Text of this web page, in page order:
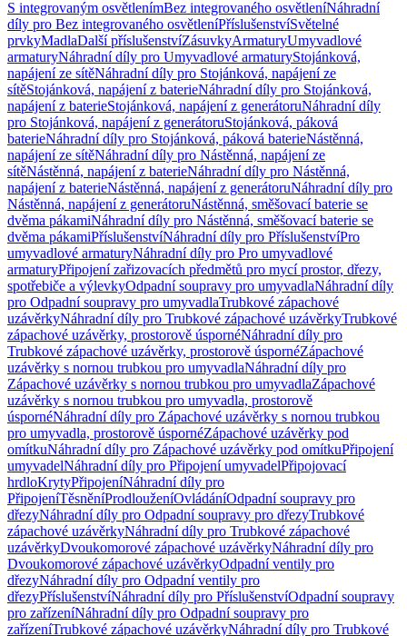
S integrovaným osvětlenímBez integrovaného osvětleníNáhradní
díly pro Bez integrovaného osvětleníPříslušenstvíSvětelné
prvkyMadlaDalší příslušenstvíZásuvkyArmaturyUmyvadlové
armaturyNáhradní díly pro Umyvadlové armaturyStojánková,
napájení ze sítěNáhradní díly pro Stojánková, napájení ze
sítěStojánková, napájení z baterieNáhradní díly pro Stojánková,
napájení z baterieStojánková, napájení z generátoruNáhradní díly
pro Stojánková, napájení z generátoruStojánková, páková
baterieNáhradní díly pro Stojánková, páková baterieNástěnná,
napájení ze sítěNáhradní díly pro Nástěnná, napájení ze
sítěNástěnná, napájení z baterieNáhradní díly pro Nástěnná,
napájení z baterieNástěnná, napájení z generátoruNáhradní díly pro
Nástěnná, napájení z generátoruNástěnná, směšovací baterie se
dvěma pákamiNáhradní díly pro Nástěnná, směšovací baterie se
dvěma pákamiPříslušenstvíNáhradní díly pro PříslušenstvíPro
umyvadlové armaturyNáhradní díly pro Pro umyvadlové
armaturyPřipojení zařizovacích předmětů pro mycí prostor, dřezy,
spotřebiče a výlevkyOdpadní soupravy pro umyvadlaNáhradní díly
pro Odpadní soupravy pro umyvadlaTrubkové zápachové
uzávěrkyNáhradní díly pro Trubkové zápachové uzávěrkyTrubkové
zápachové uzávěrky, prostorově úspornéNáhradní díly pro
Trubkové zápachové uzávěrky, prostorově úspornéZápachové
uzávěrky s nornou trubkou pro umyvadlaNáhradní díly pro
Zápachové uzávěrky s nornou trubkou pro umyvadlaZápachové
uzávěrky s nornou trubkou pro umyvadla, prostorově
úspornéNáhradní díly pro Zápachové uzávěrky s nornou trubkou
pro umyvadla, prostorově úspornéZápachové uzávěrky pod
omítkuNáhradní díly pro Zápachové uzávěrky pod omítkuPřipojení
umyvadelNáhradní díly pro Připojení umyvadelPřipojovací
hrdloKrytyPřipojeníNáhradní díly pro
PřipojeníTěsněníProdlouženíOvládáníOdpadní soupravy pro
dřezyNáhradní díly pro Odpadní soupravy pro dřezyTrubkové
zápachové uzávěrkyNáhradní díly pro Trubkové zápachové
uzávěrkyDvoukomorové zápachové uzávěrkyNáhradní díly pro
Dvoukomorové zápachové uzávěrkyOdpadní ventily pro
dřezyNáhradní díly pro Odpadní ventily pro
dřezyPříslušenstvíNáhradní díly pro PříslušenstvíOdpadní soupravy
pro zařízeníNáhradní díly pro Odpadní soupravy pro
zařízeníTrubkové zápachové uzávěrkyNáhradní díly pro Trubkové